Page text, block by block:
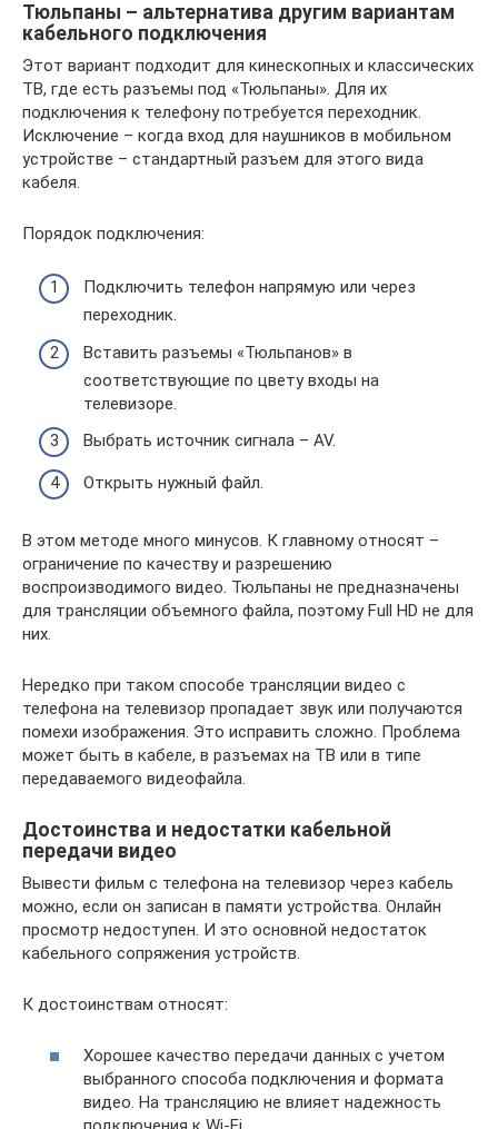
Тюльпаны – альтернатива другим вариантам
кабельного подключения
Этот вариант подходит для кинескопных и классических
ТВ, где есть разъемы под «Тюльпаны». Для их
подключения к телефону потребуется переходник.
Исключение – когда вход для наушников в мобильном
устройстве – стандартный разъем для этого вида
кабеля.
Порядок подключения:
Подключить телефон напрямую или через
переходник.
Вставить разъемы «Тюльпанов» в
соответствующие по цвету входы на
телевизоре.
Выбрать источник сигнала – AV.
Открыть нужный файл.
В этом методе много минусов. К главному относят –
ограничение по качеству и разрешению
воспроизводимого видео. Тюльпаны не предназначены
для трансляции объемного файла, поэтому Full HD не для
них.
Нередко при таком способе трансляции видео с
телефона на телевизор пропадает звук или получаются
помехи изображения. Это исправить сложно. Проблема
может быть в кабеле, в разъемах на ТВ или в типе
передаваемого видеофайла.
Достоинства и недостатки кабельной
передачи видео
Вывести фильм с телефона на телевизор через кабель
можно, если он записан в памяти устройства. Онлайн
просмотр недоступен. И это основной недостаток
кабельного сопряжения устройств.
К достоинствам относят:
Хорошее качество передачи данных с учетом
выбранного способа подключения и формата
видео. На трансляцию не влияет надежность